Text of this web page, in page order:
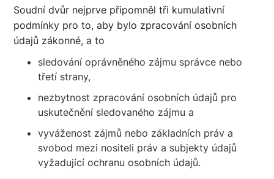
Soudní dvůr nejprve připomněl tři kumulativní
podmínky pro to, aby bylo zpracování osobních
údajů zákonné, a to
sledování oprávněného zájmu správce nebo
třetí strany,
nezbytnost zpracování osobních údajů pro
uskutečnění sledovaného zájmu a
vyváženost zájmů nebo základních práv a
svobod mezi nositeli práv a subjekty údajů
vyžadující ochranu osobních údajů.